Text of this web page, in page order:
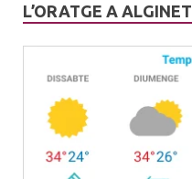
L’ORATGE A ALGINET